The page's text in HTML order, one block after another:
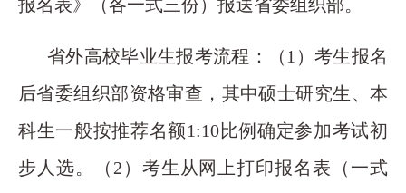
报名表》（各一式三份）报送省委组织部。
省外高校毕业生报考流程：（1）考生报名
后省委组织部资格审查，其中硕士研究生、本
科生一般按推荐名额1:10比例确定参加考试初
步人选。（2）考生从网上打印报名表（一式